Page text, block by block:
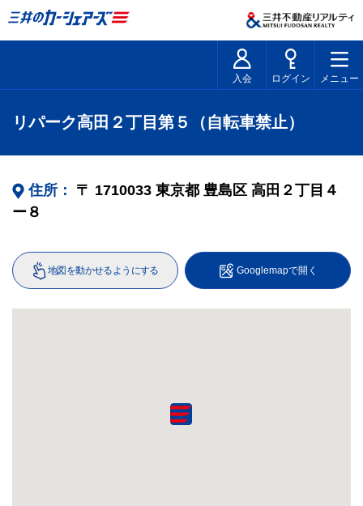
入会 ログイン メニュー
リパーク高田２丁目第５（自転車禁止）
住所： 〒 1710033 東京都 豊島区 高田２丁目４
ー８
地図を動かせるようにする Googlemapで開く